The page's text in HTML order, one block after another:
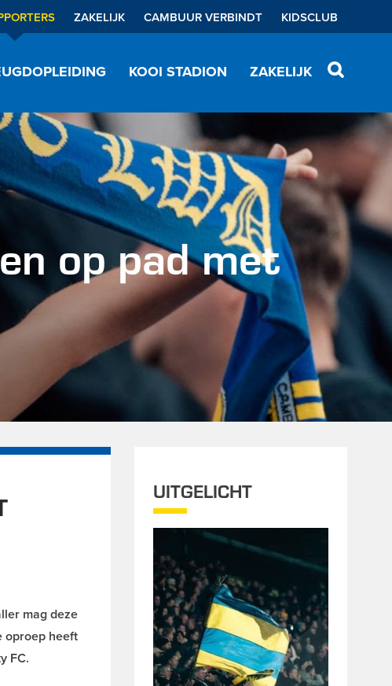
ZAKELIJK CAMBUUR VERBINDT KIDSCLUB
KOOI STADION ZAKELIJK
op pad met
mag deze
oproep heeft
FC.
UITGELICHT